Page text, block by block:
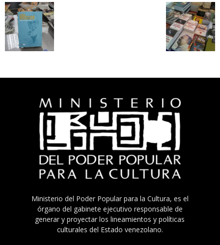
Ministerio del Poder Popular para la Cultura, es el
órgano del gabinete ejecutivo responsable de
generar y proyectar los lineamientos y políticas
culturales del Estado venezolano.